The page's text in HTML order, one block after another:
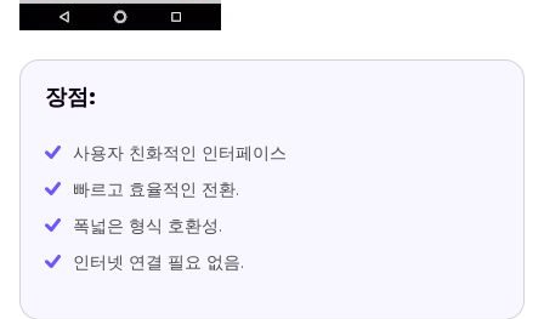
장점:
사용자 친화적인 인터페이스
빠르고 효율적인 전환.
폭넓은 형식 호환성.
인터넷 연결 필요 없음.